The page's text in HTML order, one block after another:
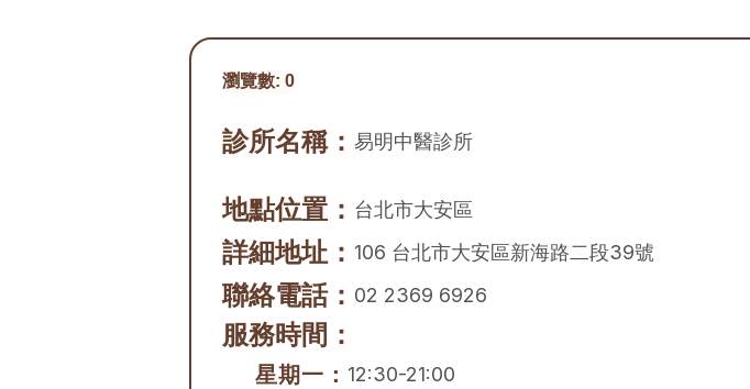
瀏覽數: 0
診所名稱： 易明中醫診所
地點位置： 台北市大安區
詳細地址： 106 台北市大安區新海路二段39號
聯絡電話： 02 2369 6926
服務時間：
星期一： 12:30-21:00